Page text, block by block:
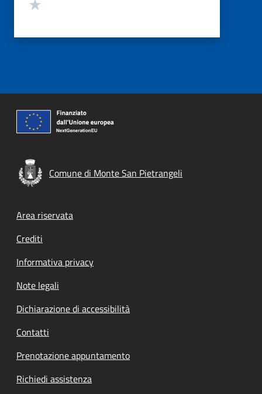
Comune di Monte San Pietrangeli
Footer menu
Area riservata
Crediti
Informativa privacy
Note legali
Dichiarazione di accessibilità
Contatti
Prenotazione appuntamento
Richiedi assistenza